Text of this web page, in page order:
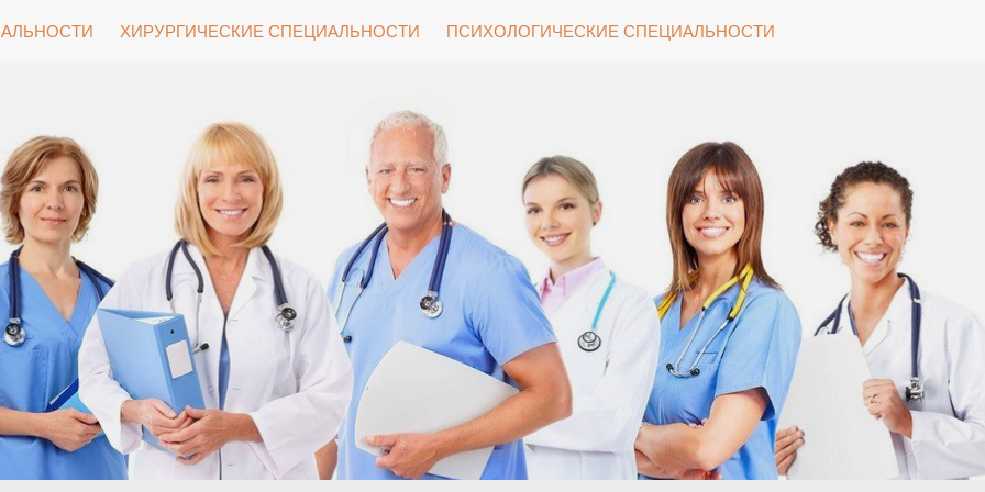
ХИРУРГИЧЕСКИЕ СПЕЦИАЛЬНОСТИ ПСИХОЛОГИЧЕСКИЕ СПЕЦИАЛЬНОСТИ